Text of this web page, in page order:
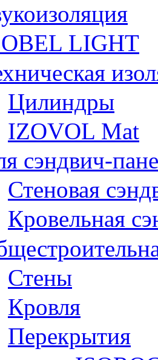
LIGHT
Цилиндры
IZOVOL Mat
сэндвич-
Стеновая
Кровельная
Стены
Кровля
Перекрытия